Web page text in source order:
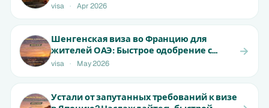
для жителей ОАЭ | От 1800 AED
visa · Apr 2026
Шенгенская виза во Францию для
жителей ОАЭ: Быстрое одобрение с
ранними местами | Не пропустите!
visa · May 2026
Устали от запутанных требований к визе